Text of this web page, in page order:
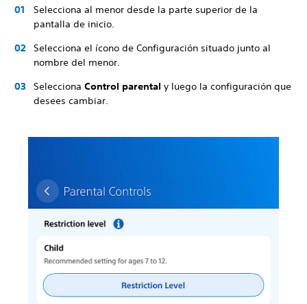
Selecciona al menor desde la parte superior de la
pantalla de inicio.
Selecciona el ícono de Configuración situado junto al
nombre del menor.
Selecciona Control parental y luego la configuración que
desees cambiar.